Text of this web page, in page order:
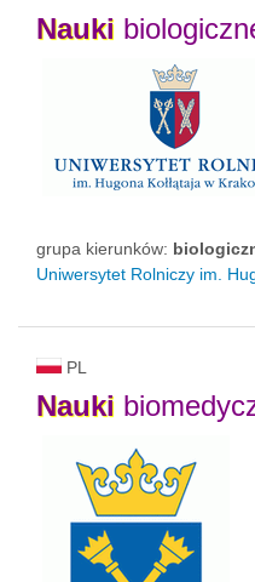
Nauki
grupa kierunków:
Uniwersytet Rolniczy im.
PL
Nauki